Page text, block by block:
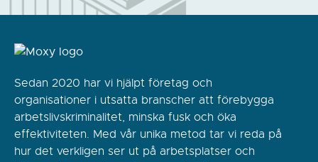
Sedan 2020 har vi hjälpt företag och
organisationer i utsatta branscher att förebygga
arbetslivskriminalitet, minska fusk och öka
effektiviteten. Med vår unika metod tar vi reda på
hur det verkligen ser ut på arbetsplatser och